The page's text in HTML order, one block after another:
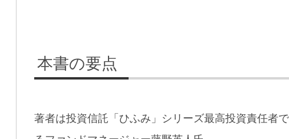
本書の要点
著者は投資信託「ひふみ」シリーズ最高投資責任者